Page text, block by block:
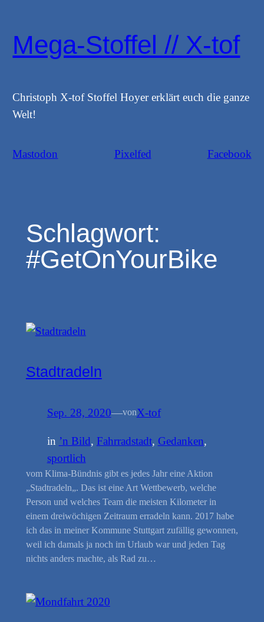
springen
Mega-Stoffel // X-tof
Christoph X-tof Stoffel Hoyer erklärt euch die ganze
Welt!
Mastodon Pixelfed Facebook
Schlagwort:
#GetOnYourBike
Stadtradeln
Sep. 28, 2020—vonX-tof
in ’n Bild, Fahrradstadt, Gedanken
sportlich
vom Klima-Bündnis gibt es jedes Jahr eine Aktion
„Stadtradeln„. Das ist eine Art Wettbewerb, welche
Person und welches Team die meisten Kilometer in
einem dreiwöchigen Zeitraum erradeln kann. 2017 habe
ich das in meiner Kommune Stuttgart zufällig gewonnen,
weil ich damals ja noch im Urlaub war und jeden Tag
nichts anders machte, als Rad zu…